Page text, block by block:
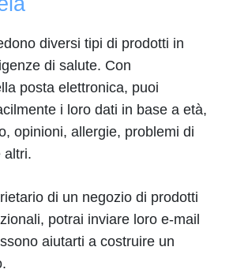
diversi tipi di prodotti in
di salute. Con
posta elettronica, puoi
i loro dati in base a età,
opinioni, allergie, problemi di
altri.
di un negozio di prodotti
potrai inviare loro e-mail
aiutarti a costruire un